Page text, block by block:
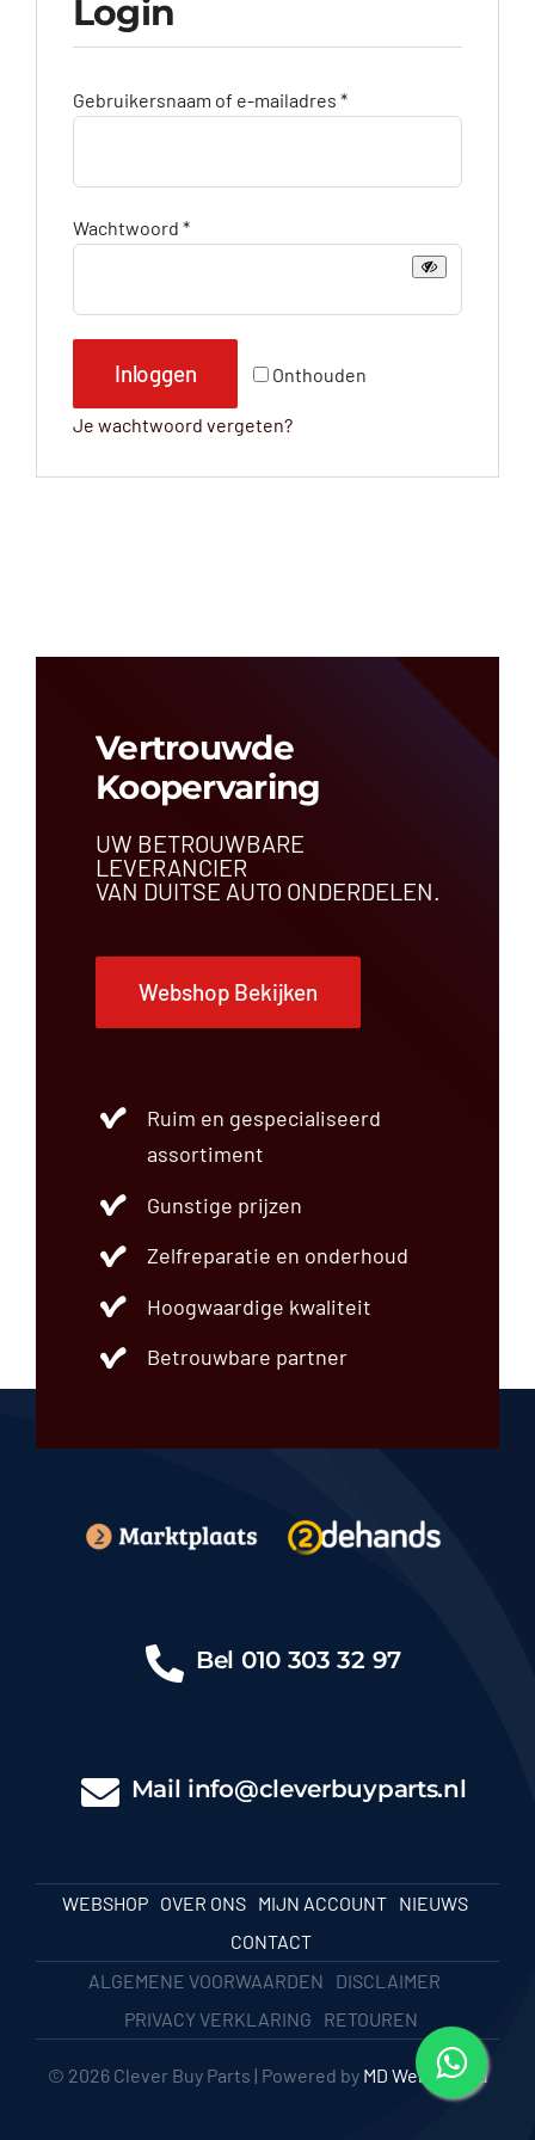
Login
Gebruikersnaam of e-mailadres *Vereist
Wachtwoord *Vereist
Onthouden
Inloggen
Je wachtwoord vergeten?
Vertrouwde
Koopervaring
UW BETROUWBARE
LEVERANCIER
VAN DUITSE AUTO ONDERDELEN.
Webshop Bekijken
Ruim en gespecialiseerd
assortiment
Gunstige prijzen
Zelfreparatie en onderhoud
Hoogwaardige kwaliteit
Betrouwbare partner
Bel 010 303 32 97
Mail info@cleverbuyparts.nl
WEBSHOP OVER ONS MIJN ACCOUNT
NIEUWS
CONTACT
ALGEMENE VOORWAARDEN
DISCLAIMER
PRIVACY VERKLARING
RETOUREN
© 2026 Clever Buy Parts | Powered by MD Webbureau